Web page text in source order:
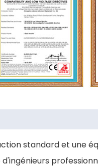
standard et une
d'ingénieurs